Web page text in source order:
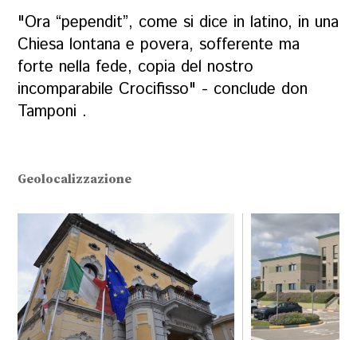
"Ora “pependit”, come si dice in latino, in una
Chiesa lontana e povera, sofferente ma
forte nella fede, copia del nostro
incomparabile Crocifisso" - conclude don
Tamponi .
Geolocalizzazione